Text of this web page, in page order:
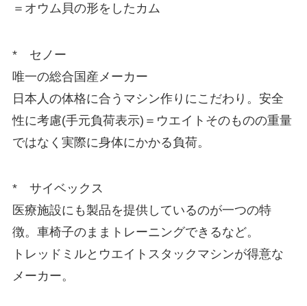
＝オウム貝の形をしたカム
* セノー
唯一の総合国産メーカー
日本人の体格に合うマシン作りにこだわり。安全
性に考慮(手元負荷表示)＝ウエイトそのものの重量
ではなく実際に身体にかかる負荷。
* サイベックス
医療施設にも製品を提供しているのが一つの特
徴。車椅子のままトレーニングできるなど。
トレッドミルとウエイトスタックマシンが得意な
メーカー。